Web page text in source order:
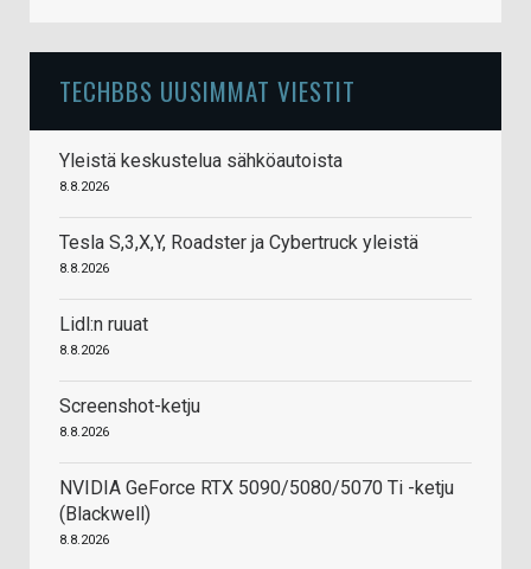
TECHBBS UUSIMMAT VIESTIT
Yleistä keskustelua sähköautoista
8.8.2026
Tesla S,3,X,Y, Roadster ja Cybertruck yleistä
8.8.2026
Lidl:n ruuat
8.8.2026
Screenshot-ketju
8.8.2026
NVIDIA GeForce RTX 5090/5080/5070 Ti -ketju
(Blackwell)
8.8.2026